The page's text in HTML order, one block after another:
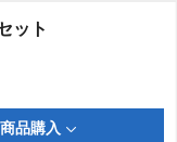
ット
商品購入